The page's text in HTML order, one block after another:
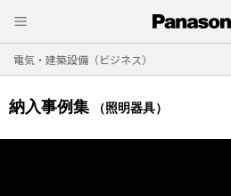
電気・建築設備（ビジネス）
納入事例集 （照明器具）